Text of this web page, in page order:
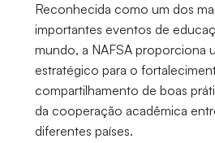
Reconhecida como um dos
importantes eventos de
mundo, a NAFSA proporciona
estratégico para o
compartilhamento de boas
da cooperação acadêmica
diferentes países.